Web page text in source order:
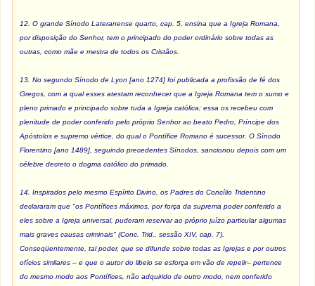
12. O grande Sínodo Lateranense quarto, cap. 5, ensina que a Igreja Romana,
por disposição do Senhor, tem o principado do poder ordinário sobre todas as
outras, como mãe e mestra de todos os Cristãos.
13. No segundo Sínodo de Lyon [ano 1274] foi publicada a profissão de fé dos
Gregos, com a qual esses atestam reconhecer que a Igreja Romana tem o sumo e
pleno primado e principado sobre tuda a Igreja católica; essa os recebeu com
plenitude de poder conferido pelo próprio Senhor ao beato Pedro, Príncipe dos
Apóstolos e supremo vértice, do qual o Pontífice Romano é sucessor. O Sínodo
Florentino [ano 1489], seguindo precedentes Sínodos, sancionou depois com um
célebre decreto o dogma católico do primado.
14. Inspirados pelo mesmo Espírito Divino, os Padres do Concílio Tridentino
declararam que "os Pontífices máximos, por força da suprema poder conferido a
eles sobre a Igreja universal, puderam reservar ao próprio juízo particular algumas
mais graves causas criminais" (Conc. Trid., sessão XIV, cap. 7).
Conseqüentemente, tal poder, que se difunde sobre todas as Igrejas e por outros
ofícios similares – e que o autor do libelo se esforça em vão de repelir– pertence
do mesmo modo aos Pontífices, não adquirido de outro modo, nem conferido